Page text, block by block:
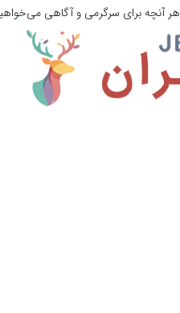
هر آنچه برای سرگرمی و آگاهی